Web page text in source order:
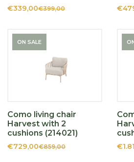
€339,00€399,00
ON SALE
Como living chair
Harvest with 2
cushions (214021)
€729,00€859,00